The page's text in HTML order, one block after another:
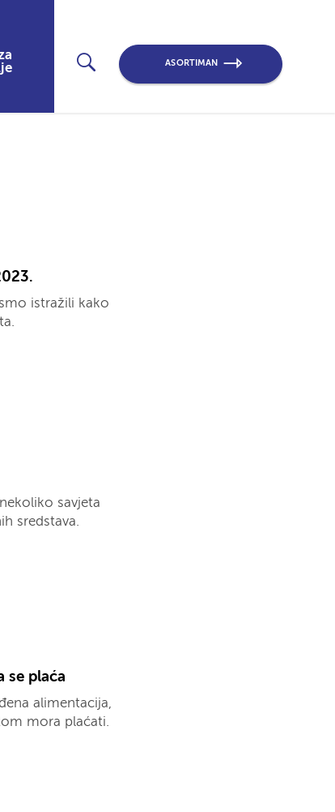
ASORTIMAN
istražili kako
savjeta
sredstava.
se plaća
alimentacija,
mora plaćati.